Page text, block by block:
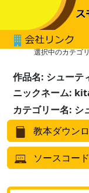
選択中のカテゴ
作品名: シューテ
ニックネーム:
カテゴリー名: シ
教本ダウン
ソースコー